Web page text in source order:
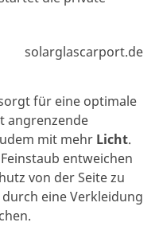
solarglascarport.de
für eine optimale
angrenzende
mit mehr Licht.
entweichen
von der Seite zu
eine Verkleidung